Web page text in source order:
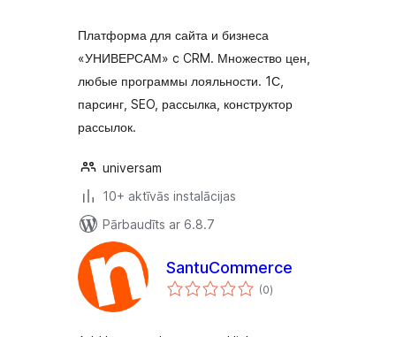
Платформа для сайта и бизнеса
«УНИВЕРСАМ» c CRM. Множество цен,
любые программы лояльности. 1С,
парсинг, SEO, рассылка, конструктор
рассылок.
universam
10+ aktīvās instalācijas
Pārbaudīts ar 6.8.7
SantuCommerce
(0vērtējumu
kopsumma
)